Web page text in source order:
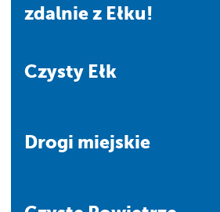
zdalnie z Ełku!
Czysty Ełk
Drogi miejskie